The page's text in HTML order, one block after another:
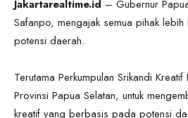
Jakartarealtime.id – Gubernur
Safanpo, mengajak semua pihak
potensi daerah.
Terutama Perkumpulan Srikandi
Provinsi Papua Selatan, untuk
kreatif yang berbasis pada potensi